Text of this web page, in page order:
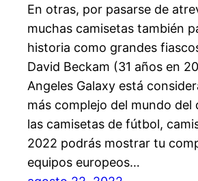
En otras, por pasarse de
muchas camisetas también
historia como grandes
David Beckam (31 años en
Angeles Galaxy está
más complejo del mundo del
las camisetas de fútbol,
2022 podrás mostrar tu
equipos europeos…